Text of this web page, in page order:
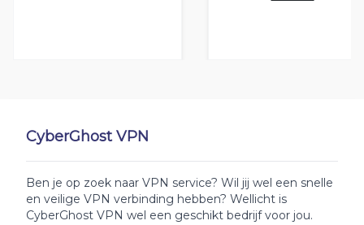
CyberGhost VPN
Ben je op zoek naar VPN service? Wil jij wel een snelle
en veilige VPN verbinding hebben? Wellicht is
CyberGhost VPN wel een geschikt bedrijf voor jou.